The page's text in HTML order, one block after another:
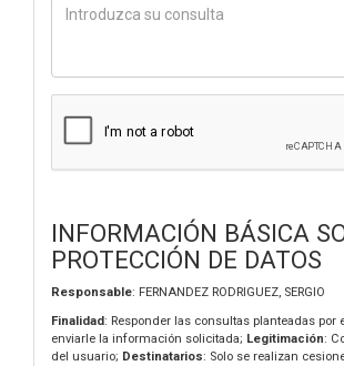
INFORMACIÓN BÁSICA
PROTECCIÓN DE DATOS
Responsable: FERNANDEZ RODRIGUEZ, SERGIO
Finalidad: Responder las consultas planteadas por
enviarle la información solicitada; Legitimación:
del usuario; Destinatarios: Solo se realizan